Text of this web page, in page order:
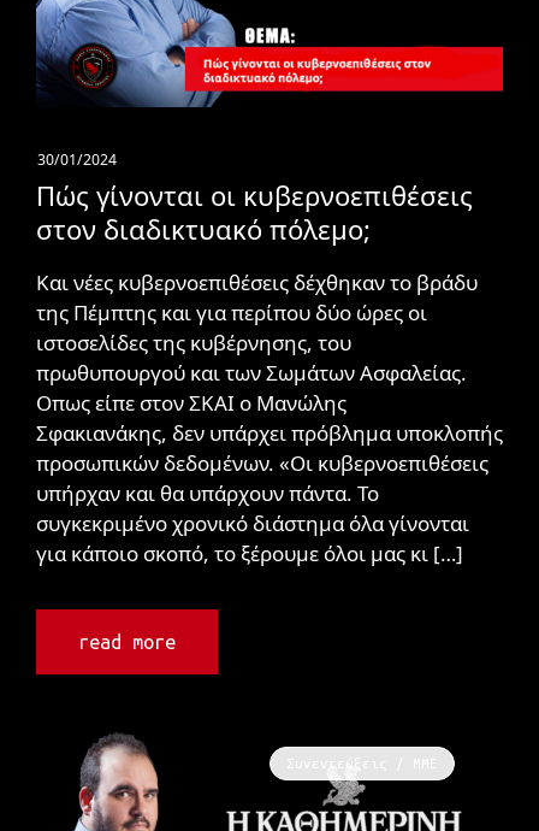
30/01/2024
Πώς γίνονται οι κυβερνοεπιθέσεις
στον διαδικτυακό πόλεμο;
Και νέες κυβερνοεπιθέσεις δέχθηκαν το βράδυ
της Πέμπτης και για περίπου δύο ώρες οι
ιστοσελίδες της κυβέρνησης, του
πρωθυπουργού και των Σωμάτων Ασφαλείας.
Οπως είπε στον ΣΚΑΙ ο Μανώλης
Σφακιανάκης, δεν υπάρχει πρόβλημα υποκλοπής
προσωπικών δεδομένων. «Οι κυβερνοεπιθέσεις
υπήρχαν και θα υπάρχουν πάντα. Το
συγκεκριμένο χρονικό διάστημα όλα γίνονται
για κάποιο σκοπό, το ξέρουμε όλοι μας κι […]
read more
Συνεντεύξεις / ΜΜΕ